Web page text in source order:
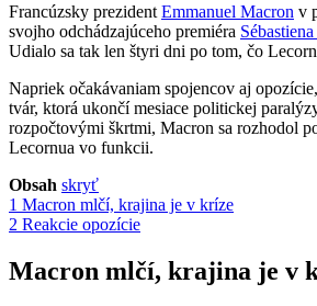
Francúzsky prezident Emmanuel Macron v
svojho odchádzajúceho premiéra
Udialo sa tak len štyri dni po tom, čo
Napriek očakávaniam spojencov aj
tvár, ktorá ukončí mesiace politickej
rozpočtovými škrtmi, Macron sa rozhodol
Lecornua vo funkcii.
Obsah skryť
1 Macron mlčí, krajina je v kríze
2 Reakcie opozície
Macron mlčí, krajina je v